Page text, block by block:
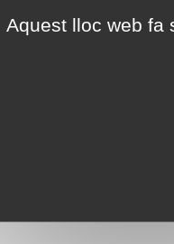
Aquest lloc web fa